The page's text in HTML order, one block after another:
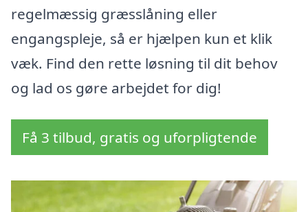
regelmæssig græsslåning eller
engangspleje, så er hjælpen kun et klik
væk. Find den rette løsning til dit behov
og lad os gøre arbejdet for dig!
Få 3 tilbud, gratis og uforpligtende